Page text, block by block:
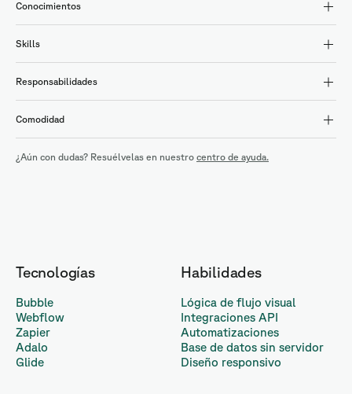
Conocimientos
Skills
Responsabilidades
Comodidad
¿Aún con dudas? Resuélvelas en nuestro centro de ayuda.
Tecnologías
Bubble
Webflow
Zapier
Adalo
Glide
Habilidades
Lógica de flujo visual
Integraciones API
Automatizaciones
Base de datos sin servidor
Diseño responsivo